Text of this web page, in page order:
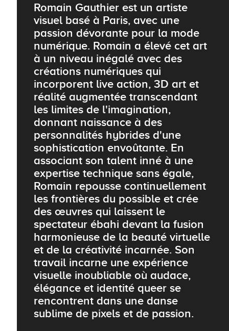
Romain Gauthier est un artiste
visuel basé à Paris, avec une
passion dévorante pour la mode
numérique. Romain a élevé cet art
à un niveau inégalé avec des
créations numériques qui
incorporent live action, 3D art et
réalité augmentée transcendant
les limites de l'imagination,
donnant naissance à des
personnalités hybrides d'une
sophistication envoûtante. En
associant son talent inné à une
expertise technique sans égale,
Romain repousse continuellement
les frontières du possible et crée
des œuvres qui laissent le
spectateur ébahi devant la fusion
harmonieuse de la beauté virtuelle
et de la créativité incarnée. Son
travail incarne une expérience
visuelle inoubliable où audace,
élégance et identité queer se
rencontrent dans une danse
sublime de pixels et de passion.